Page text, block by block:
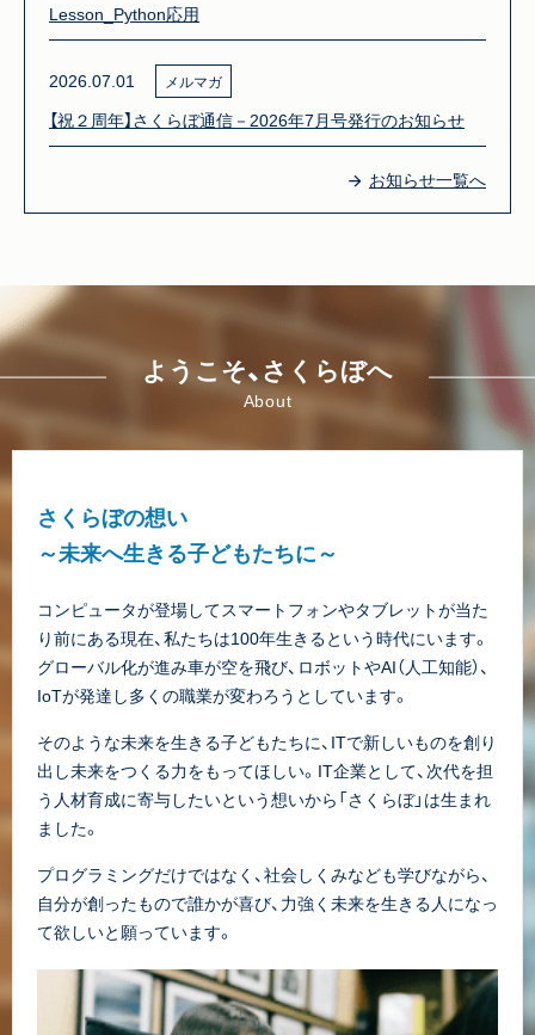
Lesson_Python応用
2026.07.01 メルマガ
【祝２周年】さくらぼ通信－2026年7月号発行のお知らせ
お知らせ一覧へ
ようこそ、さくらぼへ
About
さくらぼの想い
～未来へ生きる子どもたちに～
コンピュータが登場してスマートフォンやタブレットが当た
り前にある現在、私たちは100年生きるという時代にいます。
グローバル化が進み車が空を飛び、ロボットやAI（人工知能）、
IoTが発達し多くの職業が変わろうとしています。
そのような未来を生きる子どもたちに、ITで新しいものを創り
出し未来をつくる力をもってほしい。IT企業として、次代を担
う人材育成に寄与したいという想いから「さくらぼ」は生まれ
ました。
プログラミングだけではなく、社会しくみなども学びながら、
自分が創ったもので誰かが喜び、力強く未来を生きる人になっ
て欲しいと願っています。